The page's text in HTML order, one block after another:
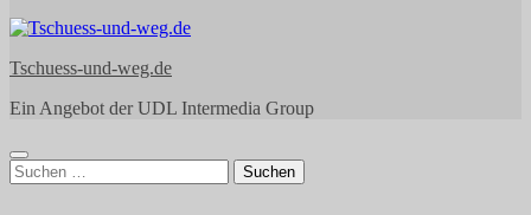
Tschuess-und-weg.de
Ein Angebot der UDL Intermedia Group
Suchen
nach: